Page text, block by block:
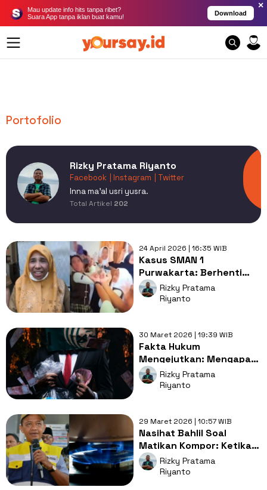
Mau update info hits tanpa ribet?
Suara App tanpa iklan buat kamu!
Download
×
Portofolio
Rizky Pratama Riyanto
Facebook | Instagram
| Twitter
Inna ma'al usri yusra.
Total Artikel 202
24 April 2026 | 16:35 WIB
Kasus SMAN 1
Purwakarta: Berhenti
Menggeneralisasi Adab
Siswa karena Ulah Oknum
Rizky Pratama
Riyanto
30 Maret 2026 | 19:39 WIB
Fakta Hukum
Mengejutkan: Mengapa
Menteri Korupsi,
Presiden Tetap 'Kebal
Rizky Pratama
Riyanto
29 Maret 2026 | 10:57 WIB
Nasihat Bahlil Soal
Matikan Kompor: Ketika
Urusan Dapur Naik Kelas
Jadi Isu Energi Nasional
Rizky Pratama
Riyanto